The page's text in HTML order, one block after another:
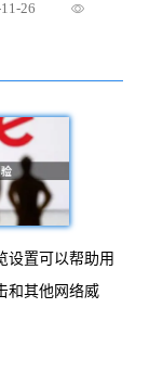
26
设置可以帮助用
和其他网络威